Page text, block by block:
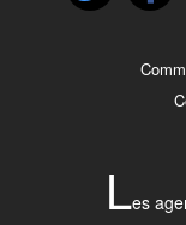
Les